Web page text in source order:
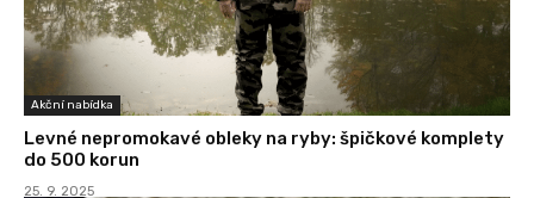
Akční nabídka
Levné nepromokavé obleky na ryby: špičkové komplety
do 500 korun
25. 9. 2025